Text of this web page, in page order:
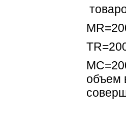
объем